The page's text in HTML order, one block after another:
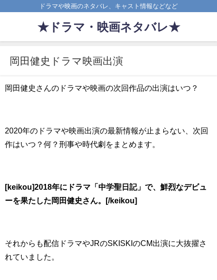
ドラマや映画のネタバレ、キャスト情報などなど
★ドラマ・映画ネタバレ★
岡田健史ドラマ映画出演
岡田健史さんのドラマや映画の次回作品の出演はいつ？
2020年のドラマや映画出演の最新情報が止まらない、次回
作はいつ？何？刑事や時代劇をまとめます。
[keikou]2018年にドラマ「中学聖日記」で、鮮烈なデビュ
ーを果たした岡田健史さん。[/keikou]
それからも配信ドラマやJRのSKISKIのCM出演に大抜擢さ
れていました。